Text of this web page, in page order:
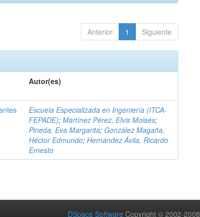
Anterior 1 Siguiente
Autor(es)
Escuela Especializada en Ingeniería (ITCA-
FEPADE);Martínez Pérez, Elvis Moisés;
Pineda, Eva Margarita; González Magaña,
Héctor Edmundo;Hernández Ávila, Ricardo
Ernesto
DSpace Software Copyright © 2002-2008